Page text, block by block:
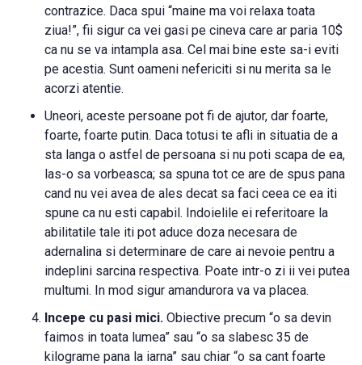
contrazice. Daca spui “maine ma voi relaxa toata
ziua!”, fii sigur ca vei gasi pe cineva care ar paria 10$
ca nu se va intampla asa. Cel mai bine este sa-i eviti
pe acestia. Sunt oameni nefericiti si nu merita sa le
acorzi atentie.
Uneori, aceste persoane pot fi de ajutor, dar foarte,
foarte, foarte putin. Daca totusi te afli in situatia de a
sta langa o astfel de persoana si nu poti scapa de ea,
las-o sa vorbeasca; sa spuna tot ce are de spus pana
cand nu vei avea de ales decat sa faci ceea ce ea iti
spune ca nu esti capabil. Indoielile ei referitoare la
abilitatile tale iti pot aduce doza necesara de
adernalina si determinare de care ai nevoie pentru a
indeplini sarcina respectiva. Poate intr-o zi ii vei putea
multumi. In mod sigur amandurora va va placea.
Incepe cu pasi mici. Obiective precum “o sa devin
faimos in toata lumea” sau “o sa slabesc 35 de
kilograme pana la iarna” sau chiar “o sa cant foarte